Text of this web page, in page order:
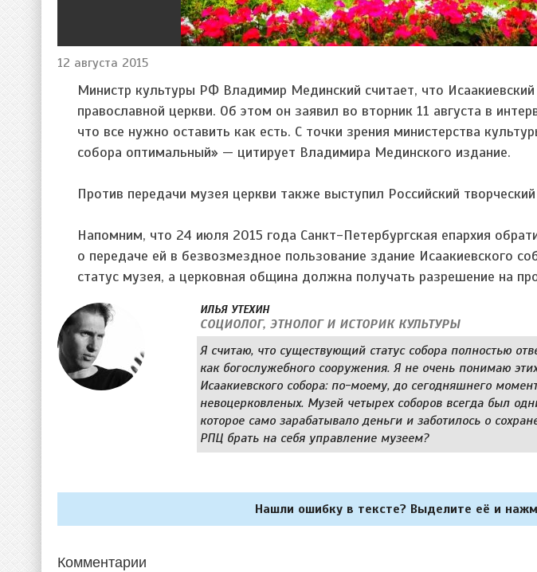
12 августа 2015
Министр культуры РФ Владимир Мединский считает, что
православной церкви. Об этом он заявил во вторник 11 августа в
что все нужно оставить как есть. С точки зрения министерства
собора оптимальный» — цитирует Владимира Мединского издание.
Против передачи музея церкви также выступил Российский
Напомним, что 24 июля 2015 года Санкт-Петербургская епархия
о передаче ей в безвозмездное пользование здание Исаакиевского
статус музея, а церковная община должна получать разрешение на
ИЛЬЯ УТЕХИН
CОЦИОЛОГ, ЭТНОЛОГ И ИСТОРИК КУЛЬТУРЫ
Я считаю, что существующий статус собора полностью
как богослужебного сооружения. Я не очень понимаю
Исаакиевского собора: по-моему, до сегодняшнего
невоцерковленых. Музей четырех соборов всегда был
которое само зарабатывало деньги и заботилось о
РПЦ брать на себя управление музеем?
Нашли ошибку в тексте? Выделите её и
Комментарии